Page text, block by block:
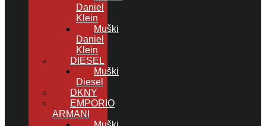
Daniel
Klein
Muški
Daniel
Klein
DIESEL
Muški
Diesel
DKNY
EMPORIO
ARMANI